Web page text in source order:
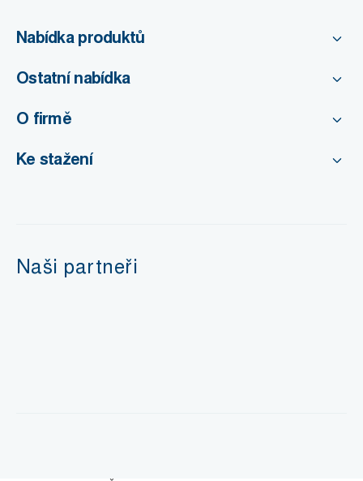
Nabídka produktů
Ostatní nabídka
O firmě
Ke stažení
Naši partneři